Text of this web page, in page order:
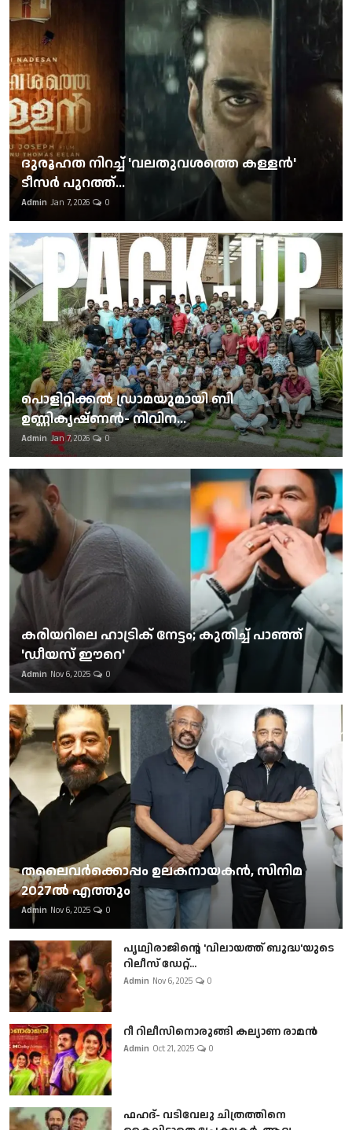
ദുരൂഹത നിറച്ച് 'വലതുവശത്തെ കള്ളന്‍'
ടീസര്‍ പുറത്ത്...
Admin Jan 7, 2026 0
പൊളിറ്റിക്കല്‍ ഡ്രാമയുമായി ബി
ഉണ്ണികൃഷ്ണന്‍- നിവിന...
Admin Jan 7, 2026 0
കരിയറിലെ ഹാട്രിക് നേട്ടം; കുതിച്ച് പാഞ്ഞ്
'ഡീയസ് ഈറെ'
Admin Nov 6, 2025 0
തലൈവര്‍ക്കൊപ്പം ഉലകനായകന്‍, സിനിമ
2027ല്‍ എത്തും
Admin Nov 6, 2025 0
പൃഥ്വിരാജിന്റെ 'വിലായത്ത് ബുദ്ധ'യുടെ
റിലീസ് ഡേറ്റ്...
Admin Nov 6, 2025 0
റീ റിലീസിനൊരുങ്ങി കല്യാണ രാമൻ
Admin Oct 21, 2025 0
ഫഹദ്- വടിവേലു ചിത്രത്തിനെ